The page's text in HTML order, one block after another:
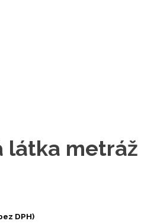
látka metráž
DPH)